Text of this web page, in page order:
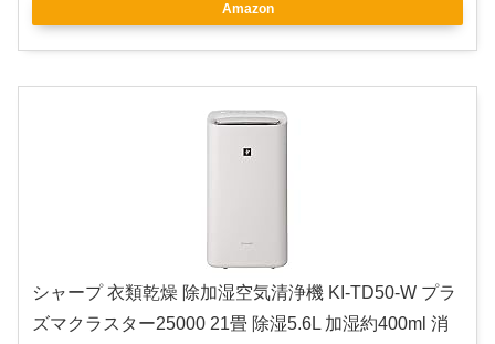
Amazon
シャープ 衣類乾燥 除加湿空気清浄機 KI-TD50-W プラ
ズマクラスター25000 21畳 除湿5.6L 加湿約400ml 消